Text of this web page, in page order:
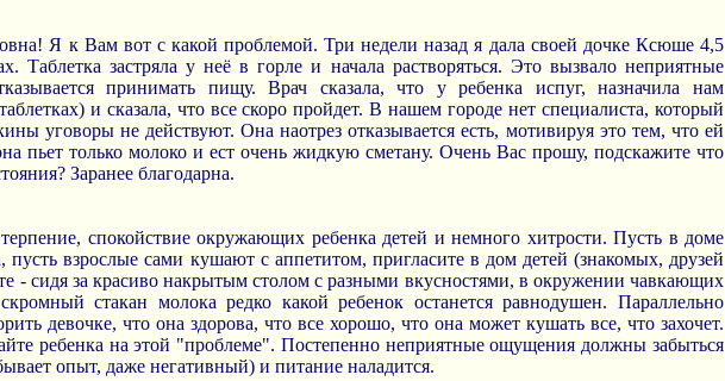
Я к Вам вот с какой проблемой. Три недели назад я дала своей дочке Ксюше 4,5
Таблетка застряла у неё в горле и начала растворяться. Это вызвало неприятные
принимать пищу. Врач сказала, что у ребенка испуг, назначила нам
и сказала, что все скоро пройдет. В нашем городе нет специалиста, который
уговоры не действуют. Она наотрез отказывается есть, мотивируя это тем, что ей
пьет только молоко и ест очень жидкую сметану. Очень Вас прошу, подскажите что
Заранее благодарна.
спокойствие окружающих ребенка детей и немного хитрости. Пусть в доме
взрослые сами кушают с аппетитом, пригласите в дом детей (знакомых, друзей
- сидя за красиво накрытым столом с разными вкусностями, в окружении чавкающих
стакан молока редко какой ребенок останется равнодушен. Параллельно
девочке, что она здорова, что все хорошо, что она может кушать все, что захочет.
ребенка на этой "проблеме". Постепенно неприятные ощущения должны забыться
опыт, даже негативный) и питание наладится.